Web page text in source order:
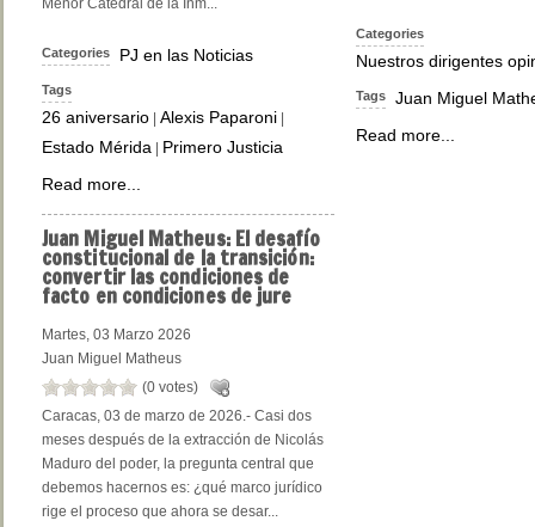
Categories PJ en las Noticias
Tags
26 aniversario | Alexis Paparoni |
Estado Mérida | Primero Justicia
Read more...
Categories
Nuestros dirigentes
Tags
Juan Miguel
Read more...
Juan Miguel Matheus: El desafío
constitucional de la transición:
convertir las condiciones de
facto en condiciones de jure
Martes, 03 Marzo 2026
Juan Miguel Matheus
(0 votes)
Caracas, 03 de marzo de 2026.- Casi dos
meses después de la extracción de Nicolás
Maduro del poder, la pregunta central que
debemos hacernos es: ¿qué marco jurídico
rige el proceso que ahora se desar...